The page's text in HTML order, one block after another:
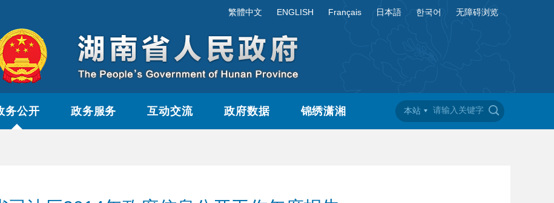
繁體中文 ENGLISH Français 日本語 한국어 无障碍浏览
务公开 政务服务 互动交流 政府数据 锦绣潇湘 本站